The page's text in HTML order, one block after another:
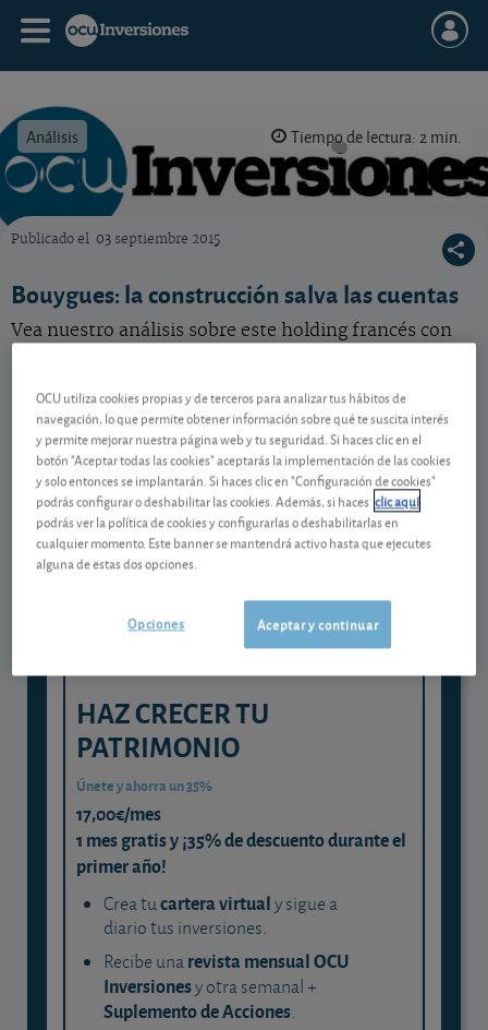
Análisis Tiempo de lectura: 2 min.
Publicado el 03 septiembre 2015
Bouygues: la construcción salva las cuentas
Vea nuestro análisis sobre este holding francés con
Contenido reservado a SOCIOS
Gestiona tu dinero con visión
experta
y consigue que cada euro trabaje
HAZ CRECER TU
PATRIMONIO
Únete y ahorra un 35%
17,00€/mes
1 mes gratis y ¡35% de descuento durante el
primer año!
Crea tucartera virtualy sigue a
diario tus inversiones.
Recibe unarevista mensual OCU
Inversionesy otra semanal +
Suplemento de Acciones.
OCU utiliza cookies propias y de terceros para analizar tus hábitos de
navegación, lo que permite obtener información sobre qué te suscita interés
y permite mejorar nuestra página web y tu seguridad. Si haces clic en el
botón "Aceptar todas las cookies" aceptarás la implementación de las cookies
y solo entonces se implantarán. Si haces clic en "Configuración de cookies"
podrás configurar o deshabilitar las cookies. Además, si haces clic aquí
podrás ver la política de cookies y configurarlas o deshabilitarlas en
cualquier momento. Este banner se mantendrá activo hasta que ejecutes
alguna de estas dos opciones.
Aceptar y continuar
Opciones